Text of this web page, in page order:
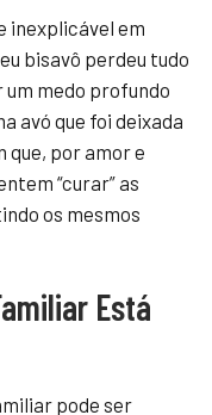
inexplicável em
bisavô perdeu tudo
um medo profundo
avó que foi deixada
que, por amor e
“curar” as
os mesmos
Está
pode ser